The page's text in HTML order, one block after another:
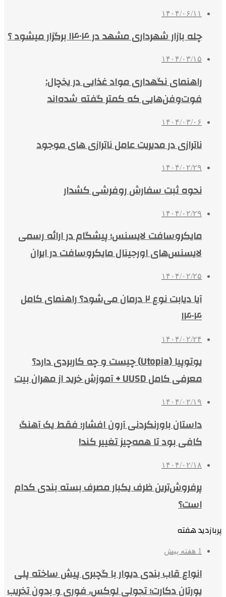
۱۴۰۴/۰۶/۱۱
چله بازار شهرداری مشهد در ۱۴۰۴ برگزار میشود ؟
۱۴۰۴/۰۳/۱۵
راهنمای نگهداری مواد غذایی در یخچال:
فوت‌وفن‌هایی که کمتر گفته شده‌اند
۱۴۰۴/۰۳/۰۶
ناترازی در مدیریت عامل ناترازی های موجود
۱۴۰۴/۰۲/۲۹
نحوه ثبت سفارش روفرشی کشدار
۱۴۰۴/۰۲/۲۹
مایکروسافت لایسنس؛ پیشگام در ارائه رسمی
لایسنس‌های اورجینال مایکروسافت در ایران
۱۴۰۴/۰۲/۲۵
آیا دیابت نوع ۲ درمان می‌شود؟ راهنمای کامل
۱۴۰۴
۱۴۰۴/۰۲/۲۴
یوتوپیا (Utopia) چیست و چه کاربردی دارد؟
معرفی کامل UUSD + آموزش خرید از مهران بیت
۱۴۰۴/۰۲/۱۹
داستان باورنکردنی آرون افشار؛ فقط یک آهنگ
کافی بود تا همه‌چیز تغییر کند!
۱۴۰۴/۰۲/۱۸
پرفروش‌ترین ظرف یکبار مصرف بسته بندی کدام
است؟
پربازدید هفته
1 هفته پیش
انواع قاب بندی دیوار با گچبری پیش ساخته پلی
یورتان دکارت؛ تحولی لوکس، فوری و بدون تخریب